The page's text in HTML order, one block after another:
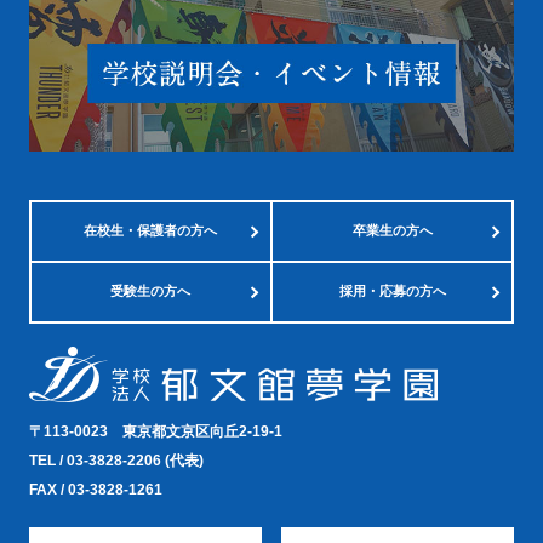
在校生・保護者の方へ 卒業生の方へ
受験生の方へ 採用・応募の方へ
〒113-0023 東京都文京区向丘2-19-1
TEL /03-3828-2206 (代表)
FAX / 03-3828-1261